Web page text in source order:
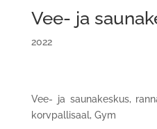
Vee- ja
2022
Vee- ja saunakeskus,
korvpallisaal, Gym